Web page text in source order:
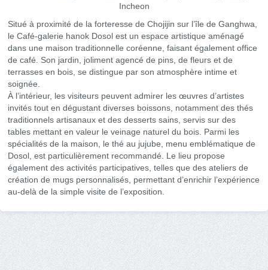
Incheon
Situé à proximité de la forteresse de Chojijin sur l’île de Ganghwa,
le Café-galerie hanok Dosol est un espace artistique aménagé
dans une maison traditionnelle coréenne, faisant également office
de café. Son jardin, joliment agencé de pins, de fleurs et de
terrasses en bois, se distingue par son atmosphère intime et
soignée.
À l’intérieur, les visiteurs peuvent admirer les œuvres d’artistes
invités tout en dégustant diverses boissons, notamment des thés
traditionnels artisanaux et des desserts sains, servis sur des
tables mettant en valeur le veinage naturel du bois. Parmi les
spécialités de la maison, le thé au jujube, menu emblématique de
Dosol, est particulièrement recommandé. Le lieu propose
également des activités participatives, telles que des ateliers de
création de mugs personnalisés, permettant d’enrichir l’expérience
au-delà de la simple visite de l’exposition.